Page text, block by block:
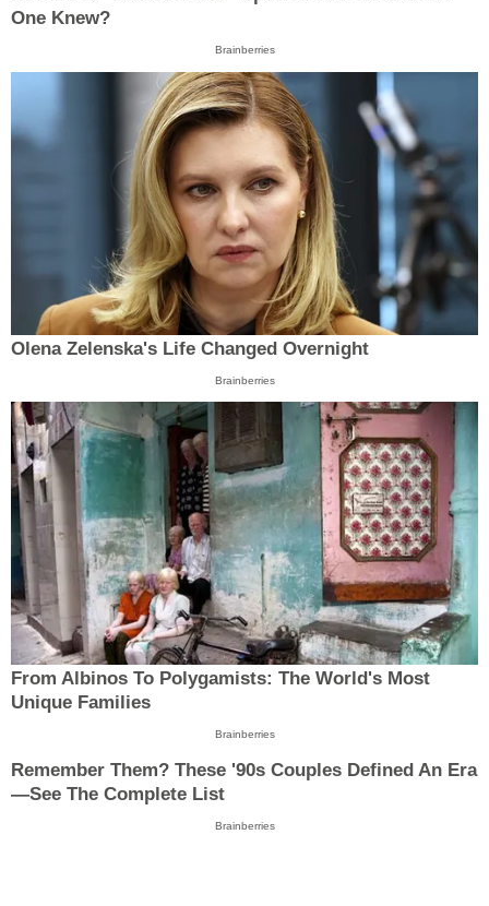
One Knew?
Brainberries
Olena Zelenska's Life Changed Overnight
Brainberries
From Albinos To Polygamists: The World's Most
Unique Families
Brainberries
Remember Them? These '90s Couples Defined An Era
—See The Complete List
Brainberries